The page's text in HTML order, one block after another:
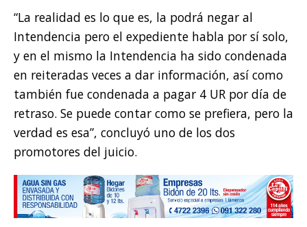
“La realidad es lo que es, la podrá negar al
Intendencia pero el expediente habla por sí solo,
y en el mismo la Intendencia ha sido condenada
en reiteradas veces a dar información, así como
también fue condenada a pagar 4 UR por día de
retraso. Se puede contar como se prefiera, pero la
verdad es esa”, concluyó uno de los dos
promotores del juicio.